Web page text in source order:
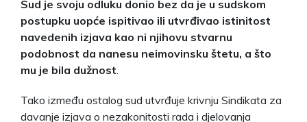
Sud je svoju odluku donio bez da je u sudskom
postupku uopće ispitivao ili utvrđivao istinitost
navedenih izjava kao ni njihovu stvarnu
podobnost da nanesu neimovinsku štetu, a što
mu je bila dužnost
Tako između ostalog sud utvrđuje krivnju Sindikata za
davanje izjava o nezakonitosti rada i djelovanja